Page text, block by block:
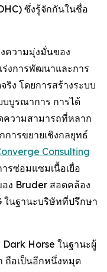
ซึ่งรู้จักกันในชื่อ
ความมุ่งมั่นของ
ร่งการพัฒนาและการ
ง โดยการสร้างระบบ
บบูรณาการ การได้
ความสามารถที่หลาก
ารขยายเชิงกลยุทธ์
Consulting
รซ่อมแซมเนื้อเยื่อ
ง Bruder สอดคล้อง
ในฐานะบริษัทที่ปรึกษา
Horse ในฐานะผู้
ถือเป็นอีกหนึ่งหมุด